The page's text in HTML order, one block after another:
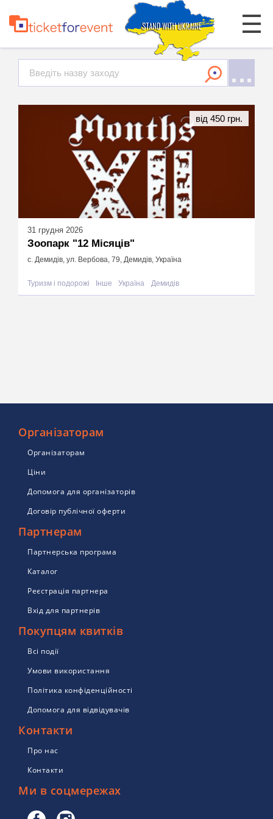
31 грудня 2026
Зоопарк "12 Місяців"
с. Демидів, ул. Вербова, 79, Демидів, Україна
Туризм і подорожі Інше Україна Демидів
від 450 грн.
Організаторам
Організаторам
Ціни
Допомога для організаторів
Договір публічної оферти
Партнерам
Партнерська програма
Каталог
Реєстрація партнера
Вхід для партнерів
Покупцям квитків
Всі події
Умови використання
Політика конфіденційності
Допомога для відвідувачів
Контакти
Про нас
Контакти
Ми в соцмережах